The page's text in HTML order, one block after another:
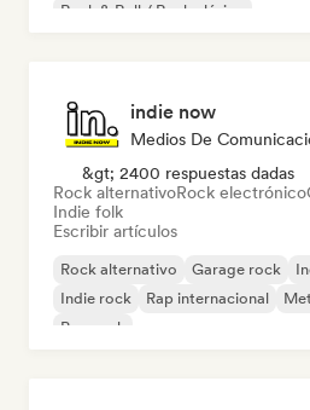
Rock & Roll / Rock clásico
indie now
Medios De
&gt; 2400 respuestas dadas
Rock alternativoRock electrónico
Indie folk
Escribir artículos
Rock alternativo Garage rock
Indie rock
Rap internacional
Pop rock